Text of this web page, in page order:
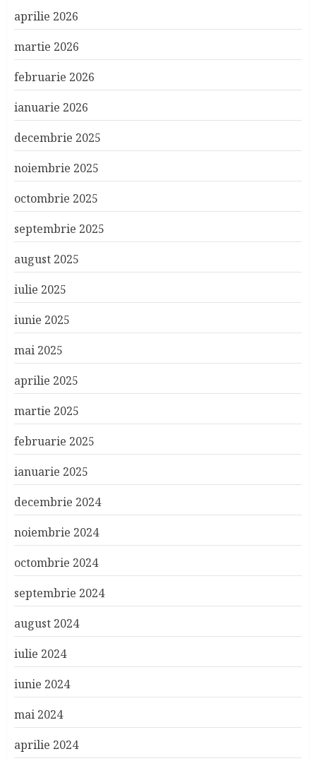
aprilie 2026
martie 2026
februarie 2026
ianuarie 2026
decembrie 2025
noiembrie 2025
octombrie 2025
septembrie 2025
august 2025
iulie 2025
iunie 2025
mai 2025
aprilie 2025
martie 2025
februarie 2025
ianuarie 2025
decembrie 2024
noiembrie 2024
octombrie 2024
septembrie 2024
august 2024
iulie 2024
iunie 2024
mai 2024
aprilie 2024